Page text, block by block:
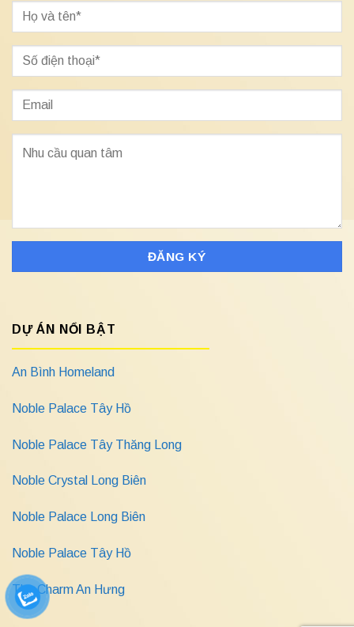
DỰ ÁN NỔI BẬT
An Bình Homeland
Noble Palace Tây Hồ
Noble Palace Tây Thăng Long
Noble Crystal Long Biên
Noble Palace Long Biên
Noble Palace Tây Hồ
The Charm An Hưng